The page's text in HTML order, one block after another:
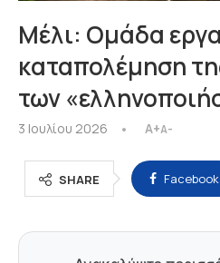
Μέλι: Ομάδα
καταπολέμηση
των
3 Ιουλίου 2026 A+A-
SHARE Facebook